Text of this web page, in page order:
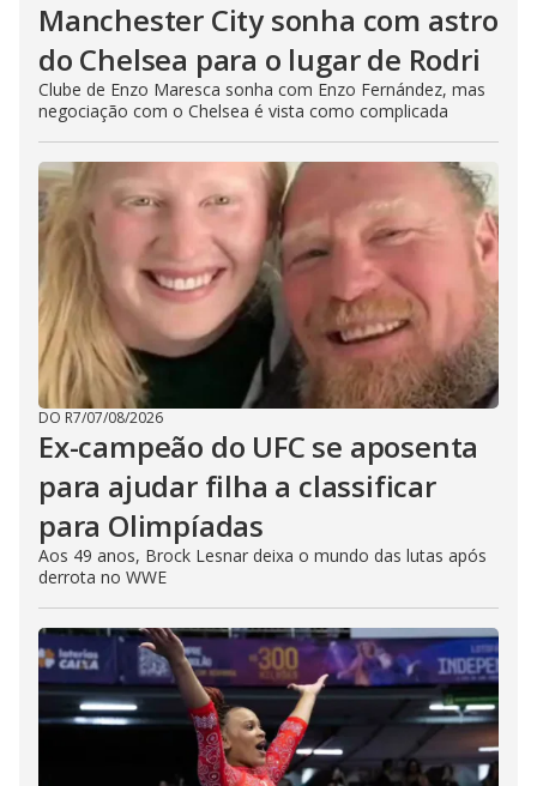
Manchester City sonha com astro
do Chelsea para o lugar de Rodri
Clube de Enzo Maresca sonha com Enzo Fernández, mas
negociação com o Chelsea é vista como complicada
DO R7/07/08/2026
Ex-campeão do UFC se aposenta
para ajudar filha a classificar
para Olimpíadas
Aos 49 anos, Brock Lesnar deixa o mundo das lutas após
derrota no WWE